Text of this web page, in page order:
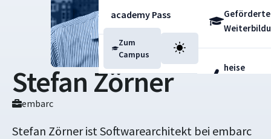
Geförderte
heise
academy Pass
Blog
Zum
Campus
Stefan Zörner
embarc
Stefan Zörner ist Softwarearchitekt bei embarc